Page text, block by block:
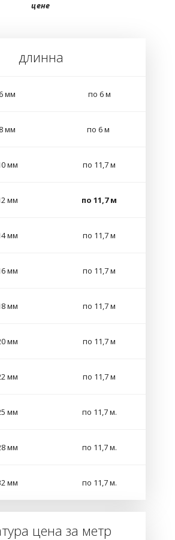
цене
длинна
мм по 6 м
мм по 6 м
мм по 11,7 м
мм по 11,7 м
мм по 11,7 м
мм по 11,7 м
мм по 11,7 м
мм по 11,7 м
мм по 11,7 м
мм по 11,7 м.
мм по 11,7 м.
мм по 11,7 м.
цена за метр